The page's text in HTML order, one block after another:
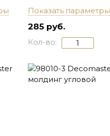
Показать параметры
285 руб.
Кол-во: